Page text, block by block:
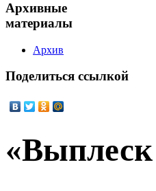
Архивные
материалы
Архив
Поделиться ссылкой